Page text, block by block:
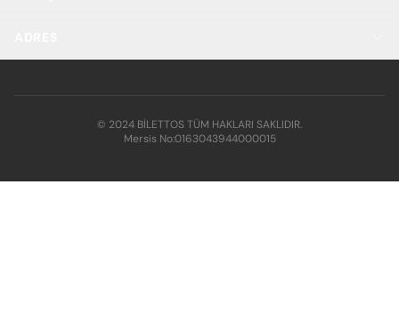
© 2024 BİLETTOS TÜM HAKLARI SAKLIDIR.
Mersis No:0163043944000015